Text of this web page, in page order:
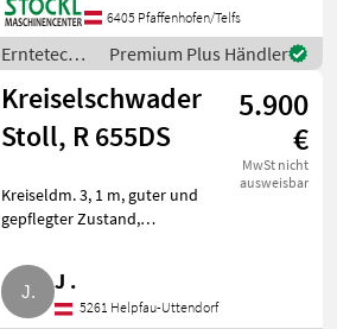
12 Zinkenarme je Kreisel 4
Doppelzinken je Zinkenarm
Warntafeln mit Beleuchtu
6405 Pfaffenhofen/Telfs
Erntetechnik
Grünland /
Stoll
Premium Plus Händler
Kreiselschwader
Stoll, R 655DS
5.900
€
MwSt nicht
ausweisbar
Kreiseldm. 3, 1 m, guter und
gepflegter Zustand,
abholbar in Uttendorf (OÖ).
Erntetechnik Grünland
Schwader
J .
5261 Helpfau-Uttendorf